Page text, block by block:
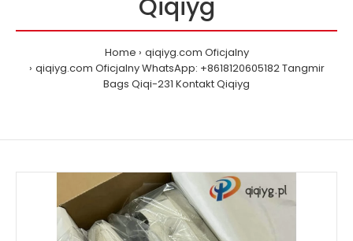
Qiqiyg
Home
qiqiyg.com Oficjalny
qiqiyg.com Oficjalny WhatsApp: +8618120605182 Tangmir
Bags Qiqi-231 Kontakt Qiqiyg